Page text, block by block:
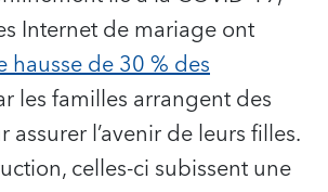
Internet de mariage ont
hausse de 30 % des
les familles arrangent des
l’avenir de leurs filles.
celles-ci subissent une